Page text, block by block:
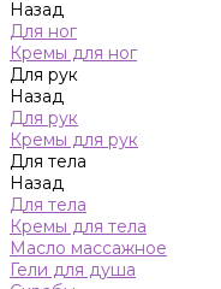
Назад
Для ног
Кремы для ног
Для рук
Назад
Для рук
Кремы для рук
Для тела
Назад
Для тела
Кремы для тела
Масло массажное
Гели для душа